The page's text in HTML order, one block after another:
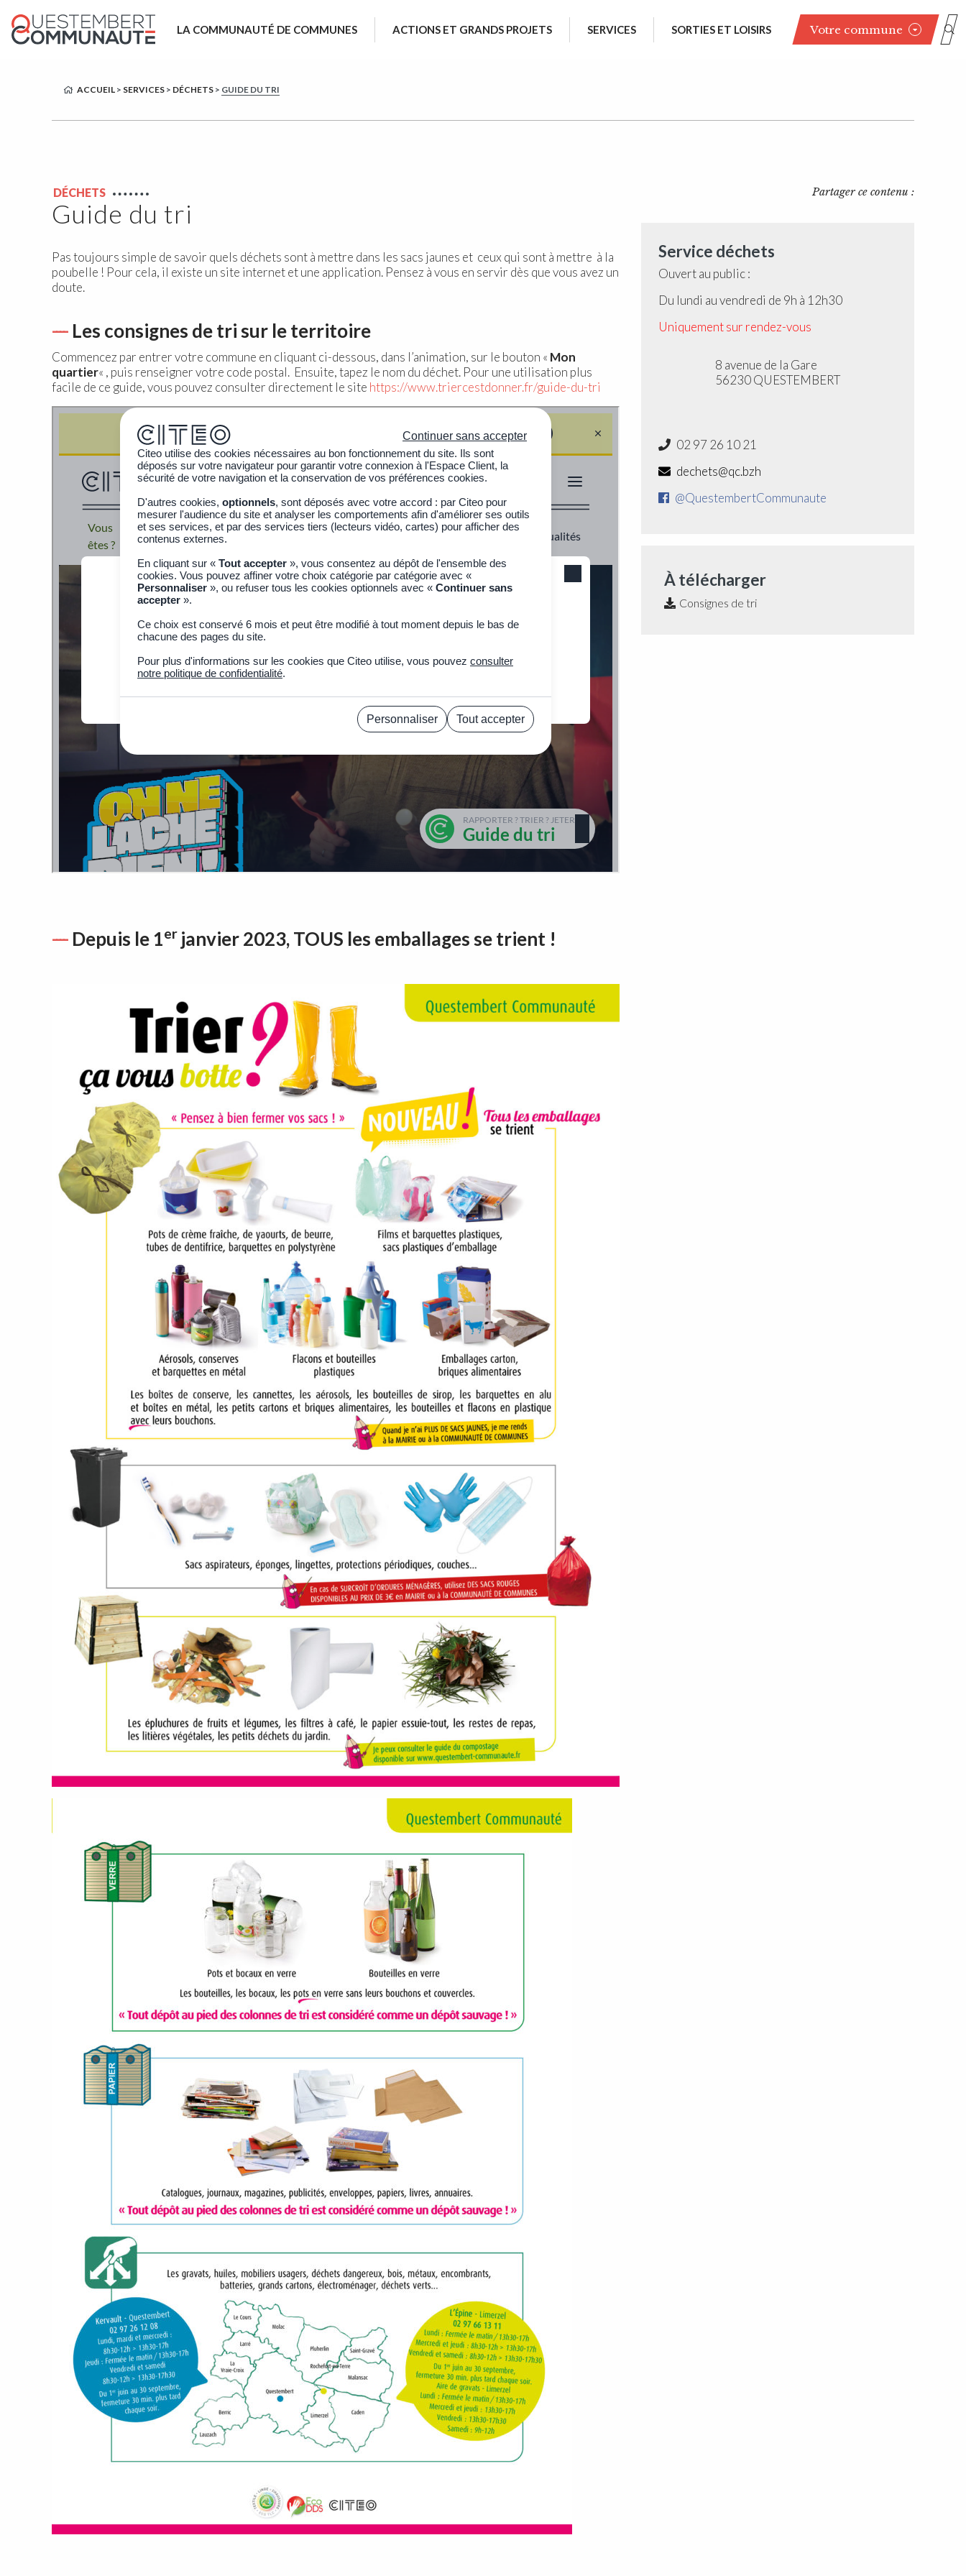
LA COMMUNAUTÉ DE COMMUNES ACTIONS ET GRANDS PROJETS SERVICES SORTIES ET LOISIRS Votre commune
ACCUEIL > SERVICES > DÉCHETS > GUIDE DU TRI
DÉCHETS
Guide du tri
Pas toujours simple de savoir quels déchets sont à mettre dans les sacs jaunes et ceux qui sont à mettre à la
poubelle ! Pour cela, il existe un site internet et une application. Pensez à vous en servir dès que vous avez un
doute.
Les consignes de tri sur le territoire
Commencez par entrer votre commune en cliquant ci-dessous, dans l’animation, sur le bouton « Mon
quartier« , puis renseigner votre code postal. Ensuite, tapez le nom du déchet. Pour une utilisation plus
facile de ce guide, vous pouvez consulter directement le site https://www.triercestdonner.fr/guide-du-tri
Depuis le 1er janvier 2023, TOUS les emballages se trient !
Partager ce contenu :
Service déchets
Ouvert au public :
Du lundi au vendredi de 9h à 12h30
Uniquement sur rendez-vous
8 avenue de la Gare
56230 QUESTEMBERT
02 97 26 10 21
dechets@qc.bzh
@QuestembertCommunaute
À télécharger
Consignes de tri